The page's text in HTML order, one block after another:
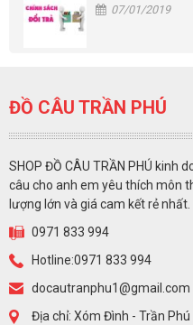
07/01/2019
ĐỒ CÂU TRẦN PHÚ
SHOP ĐỒ CÂU TRẦN PHÚ kinh
câu cho anh em yêu thích môn
lượng lớn và giá cam kết rẻ nhất.
0971 833 994
Hotline:0971 833 994
docautranphu1@gmail.com
Địa chỉ: Xóm Đình - Trần